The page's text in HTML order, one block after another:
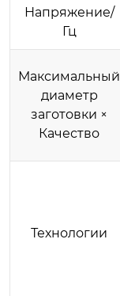
Напряжение/
Гц
Максимальный
диаметр
заготовки ×
Качество
Технологии